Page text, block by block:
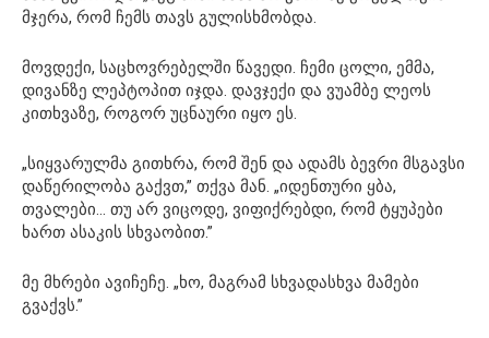
მჯერა, რომ ჩემს თავს გულისხმობდა.
მოვდექი, საცხოვრებელში წავედი. ჩემი ცოლი, ემმა,
დივანზე ლეპტოპით იჯდა. დავჯექი და ვუამბე ლეოს
კითხვაზე, როგორ უცნაური იყო ეს.
„სიყვარულმა გითხრა, რომ შენ და ადამს ბევრი მსგავსი
დაწერილობა გაქვთ,” თქვა მან. „იდენთური ყბა,
თვალები… თუ არ ვიცოდე, ვიფიქრებდი, რომ ტყუპები
ხართ ასაკის სხვაობით.”
მე მხრები ავიჩეჩე. „ხო, მაგრამ სხვადასხვა მამები
გვაქვს.”